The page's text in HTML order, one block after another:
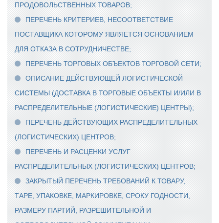
ПРОДОВОЛЬСТВЕННЫХ ТОВАРОВ;
ПЕРЕЧЕНЬ КРИТЕРИЕВ, НЕСООТВЕТСТВИЕ
ПОСТАВЩИКА КОТОРОМУ ЯВЛЯЕТСЯ ОСНОВАНИЕМ
ДЛЯ ОТКАЗА В СОТРУДНИЧЕСТВЕ;
ПЕРЕЧЕНЬ ТОРГОВЫХ ОБЪЕКТОВ ТОРГОВОЙ СЕТИ;
ОПИСАНИЕ ДЕЙСТВУЮЩЕЙ ЛОГИСТИЧЕСКОЙ
СИСТЕМЫ (ДОСТАВКА В ТОРГОВЫЕ ОБЪЕКТЫ И/ИЛИ В
РАСПРЕДЕЛИТЕЛЬНЫЕ (ЛОГИСТИЧЕСКИЕ) ЦЕНТРЫ);
ПЕРЕЧЕНЬ ДЕЙСТВУЮЩИХ РАСПРЕДЕЛИТЕЛЬНЫХ
(ЛОГИСТИЧЕСКИХ) ЦЕНТРОВ;
ПЕРЕЧЕНЬ И РАСЦЕНКИ УСЛУГ
РАСПРЕДЕЛИТЕЛЬНЫХ (ЛОГИСТИЧЕСКИХ) ЦЕНТРОВ;
ЗАКРЫТЫЙ ПЕРЕЧЕНЬ ТРЕБОВАНИЙ К ТОВАРУ,
ТАРЕ, УПАКОВКЕ, МАРКИРОВКЕ, СРОКУ ГОДНОСТИ,
РАЗМЕРУ ПАРТИЙ, РАЗРЕШИТЕЛЬНОЙ И